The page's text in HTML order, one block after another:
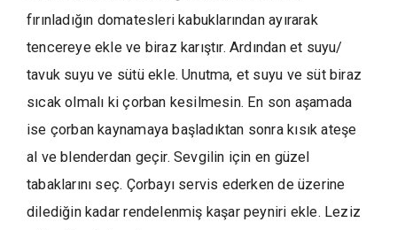
fırınladığın domatesleri kabuklarından ayırarak
tencereye ekle ve biraz karıştır. Ardından et suyu/
tavuk suyu ve sütü ekle. Unutma, et suyu ve süt biraz
sıcak olmalı ki çorban kesilmesin. En son aşamada
ise çorban kaynamaya başladıktan sonra kısık ateşe
al ve blenderdan geçir. Sevgilin için en güzel
tabaklarını seç. Çorbayı servis ederken de üzerine
dilediğin kadar rendelenmiş kaşar peyniri ekle. Leziz